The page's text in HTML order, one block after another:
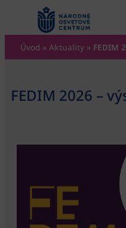
content
Úvod » Aktuality » FEDIM
FEDIM 2026 –